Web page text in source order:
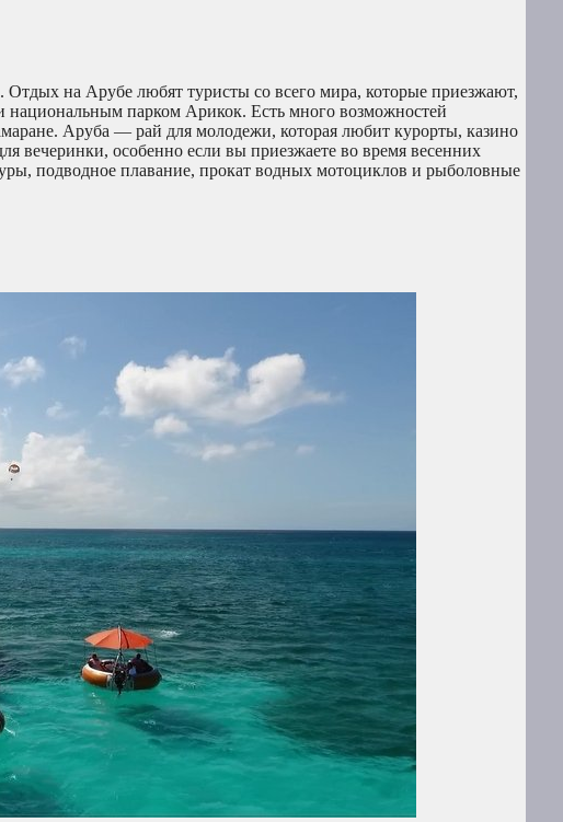
на Арубе любят туристы со всего мира, которые приезжают,
парком Арикок. Есть много возможностей
Аруба — рай для молодежи, которая любит курорты, казино
вечеринки, особенно если вы приезжаете во время весенних
подводное плавание, прокат водных мотоциклов и рыболовные